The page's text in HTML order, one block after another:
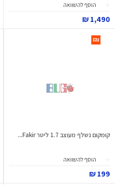
הוסף להשוואה
1,490 ₪
קומקום נשלף מעוצב 1.7 ליטר Fakir...
הוסף להשוואה
199 ₪